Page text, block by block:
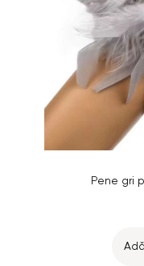
Pene gri